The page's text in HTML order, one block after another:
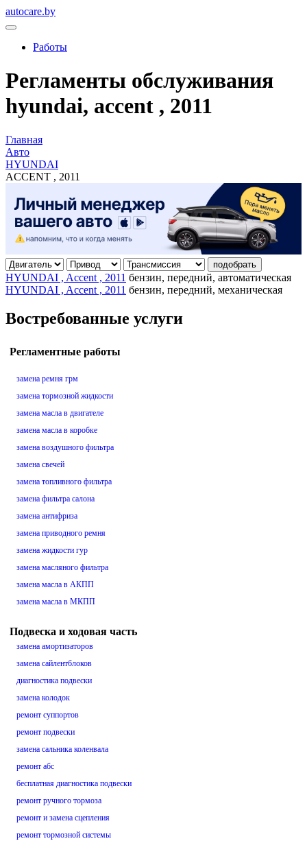
autocare.by
Работы
Регламенты обслуживания
hyundai, accent , 2011
Главная
Авто
HYUNDAI
ACCENT , 2011
подобрать
HYUNDAI , Accent , 2011 бензин, передний, автоматическая
HYUNDAI , Accent , 2011 бензин, передний, механическая
Востребованные услуги
Регламентные работы
замена ремня грм
замена тормозной жидкости
замена масла в двигателе
замена масла в коробке
замена воздушного фильтра
замена свечей
замена топливного фильтра
замена фильтра салона
замена антифриза
замена приводного ремня
замена жидкости гур
замена масляного фильтра
замена масла в АКПП
замена масла в МКПП
Подвеска и ходовая часть
замена амортизаторов
замена сайлентблоков
диагностика подвески
замена колодок
ремонт суппортов
ремонт подвески
замена сальника коленвала
ремонт абс
бесплатная диагностика подвески
ремонт ручного тормоза
ремонт и замена сцепления
ремонт тормозной системы